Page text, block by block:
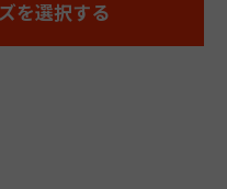
を選択する